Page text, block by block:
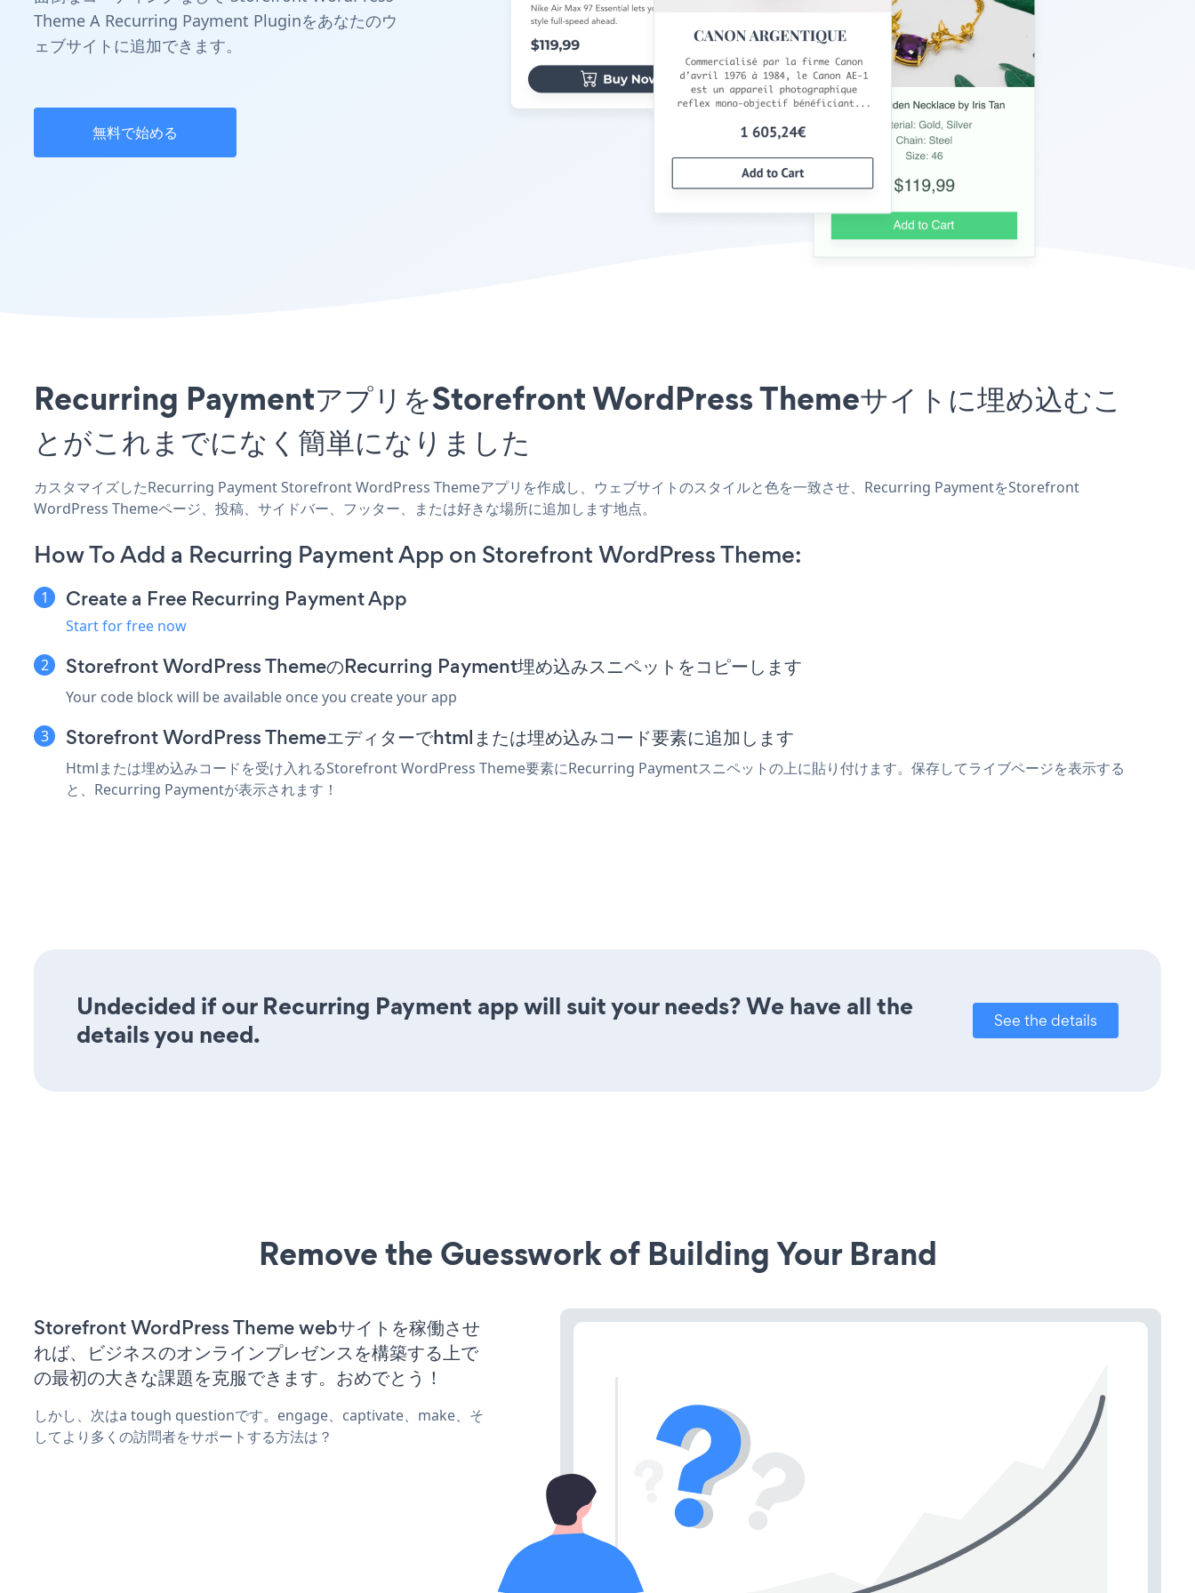
Theme A Recurring Payment Pluginをあなたのウ
ェブサイトに追加できます。
無料で始める
Recurring PaymentアプリをStorefront WordPress Themeサイトに埋め込むこ
とがこれまでになく簡単になりました
カスタマイズしたRecurring Payment Storefront WordPress Themeアプリを作成し、ウェブサイトのスタイルと色を一致させ、Recurring PaymentをStorefront
WordPress Themeページ、投稿、サイドバー、フッター、または好きな場所に追加します地点。
How To Add a Recurring Payment App on Storefront WordPress Theme:
Create a Free Recurring Payment App
Start for free now
Storefront WordPress ThemeのRecurring Payment埋め込みスニペットをコピーします
Your code block will be available once you create your app
Storefront WordPress Themeエディターでhtmlまたは埋め込みコード要素に追加します
Htmlまたは埋め込みコードを受け入れるStorefront WordPress Theme要素にRecurring Paymentスニペットの上に貼り付けます。保存してライブページを表示する
と、Recurring Paymentが表示されます！
Undecided if our Recurring Payment app will suit your needs? We have all the
details you need.
See the details
Remove the Guesswork of Building Your Brand
Storefront WordPress Theme webサイトを稼働させ
れば、ビジネスのオンラインプレゼンスを構築する上で
の最初の大きな課題を克服できます。おめでとう！
しかし、次はa tough questionです。engage、captivate、make、そ
してより多くの訪問者をサポートする方法は？